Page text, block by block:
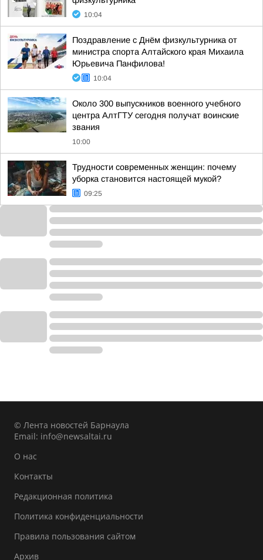
10:04
Поздравление с Днём физкультурника от
министра спорта Алтайского края Михаила
Юрьевича Панфилова!
10:04
Около 300 выпускников военного учебного
центра АлтГТУ сегодня получат воинские
звания
10:00
Трудности современных женщин: почему
уборка становится настоящей мукой?
09:25
© Лента новостей Барнаула
Email: info@newsaltai.ru
О нас
Контакты
Редакционная политика
Политика конфиденциальности
Правила пользования сайтом
Архив